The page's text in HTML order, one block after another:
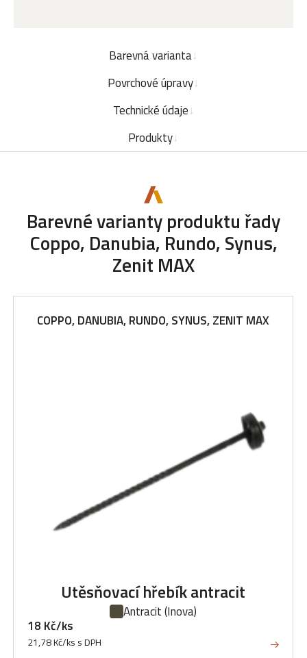
Barevná varianta
Povrchové úpravy
Technické údaje
Produkty
Barevné varianty produktu řady
Coppo, Danubia, Rundo, Synus,
Zenit MAX
COPPO, DANUBIA, RUNDO, SYNUS, ZENIT MAX
Utěsňovací hřebík antracit
Antracit(Inova)
18 Kč/ks
21,78 Kč/ks s DPH